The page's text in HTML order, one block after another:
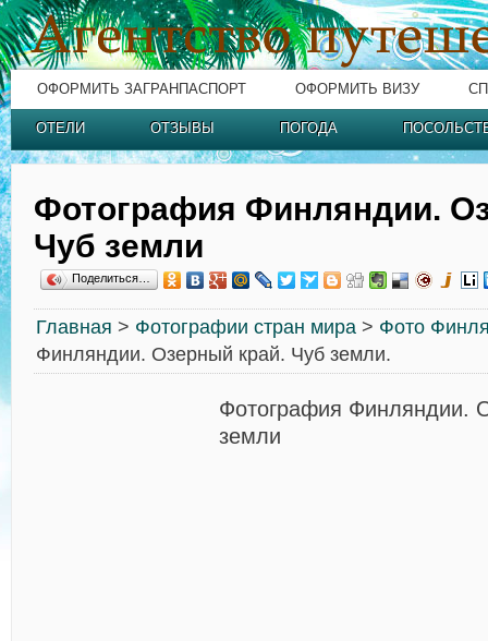
ОФОРМИТЬ ЗАГРАНПАСПОРТ ОФОРМИТЬ ВИЗУ
ОТЕЛИ ОТЗЫВЫ ПОГОДА
Фотография Финляндии.
Чуб земли
Поделиться…
Главная > Фотографии стран мира > Фото
Финляндии. Озерный край. Чуб земли.
Фотография Финляндии.
земли